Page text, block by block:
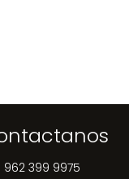
962 399 9975